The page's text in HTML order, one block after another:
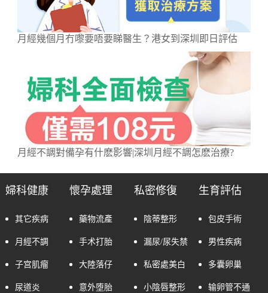
月經幾個月冇嚟要唔要睇醫生？港女到深圳即日評估
月經不調對備孕有什麽影響|深圳月經不調怎麽治療?
婦科健康
其它疾病
月經不調
子宫肌瘤
尿道炎
懷孕處理
藥物流產
手术打胎
大陸落仔
意外堕胎
私密修復
陰蒂整形
漏尿/尿失禁
私密處美白
小陰唇整形
生育評估
包皮手術
男性疾病
多囊卵巢
输卵管不通